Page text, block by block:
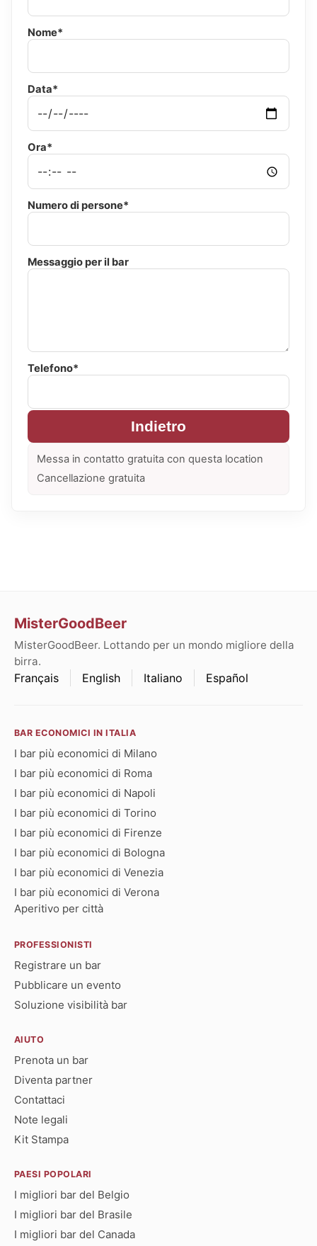
Nome*
Data*
Ora*
Numero di persone*
Messaggio per il bar
Telefono*
Indietro
Messa in contatto gratuita con questa location
Cancellazione gratuita
MisterGoodBeer
MisterGoodBeer. Lottando per un mondo migliore della
birra.
Français English Italiano Español
BAR ECONOMICI IN ITALIA
I bar più economici di Milano
I bar più economici di Roma
I bar più economici di Napoli
I bar più economici di Torino
I bar più economici di Firenze
I bar più economici di Bologna
I bar più economici di Venezia
I bar più economici di Verona
Aperitivo per città
PROFESSIONISTI
Registrare un bar
Pubblicare un evento
Soluzione visibilità bar
AIUTO
Prenota un bar
Diventa partner
Contattaci
Note legali
Kit Stampa
PAESI POPOLARI
I migliori bar del Belgio
I migliori bar del Brasile
I migliori bar del Canada